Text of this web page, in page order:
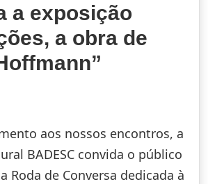
a exposição
a obra de
aos nossos encontros, a
BADESC convida o público
Roda de Conversa dedicada à